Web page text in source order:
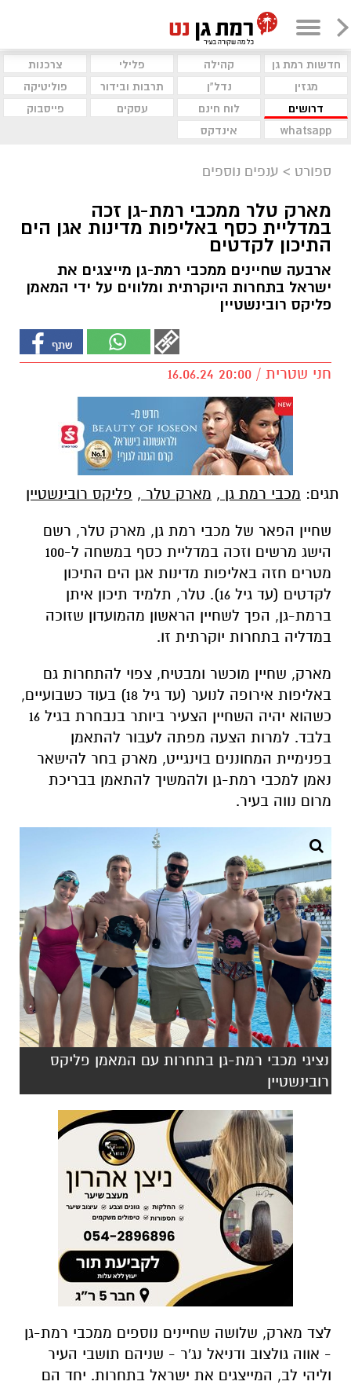
חדשות רמת גן קהילה פלילי
צרכנות
מגזין
נדל"ן תרבות ובידור
פוליטיקה
דרושים
לוח חינם עסקים
פייסבוק
whatsapp
אינדקס
ספורט > ענפים נוספים
מארק טלר ממכבי רמת-גן זכה
במדליית כסף באליפות מדינות אגן הים
התיכון לקדטים
ארבעה שחיינים ממכבי רמת-גן מייצגים את
ישראל בתחרות היוקרתית ומלווים על ידי המאמן
פליקס רובינשטיין
חני שטרית / 20:00 16.06.24
תגים: מכבי רמת גן , מארק טלר , פליקס רובינשטיין
שחיין הפאר של מכבי רמת גן, מארק טלר, רשם
הישג מרשים וזכה במדליית כסף במשחה ל-100
מטרים חזה באליפות מדינות אגן הים התיכון
לקדטים (עד גיל 16). טלר, תלמיד תיכון איתן
ברמת-גן, הפך לשחיין הראשון מהמועדון שזוכה
במדליה בתחרות יוקרתית זו.
מארק, שחיין מוכשר ומבטיח, צפוי להתחרות גם
באליפות אירופה לנוער (עד גיל 18) בעוד כשבועיים,
כשהוא יהיה השחיין הצעיר ביותר בנבחרת בגיל 16
בלבד. למרות הצעה מפתה לעבור להתאמן
בפנימיית המחוננים בוינגייט, מארק בחר להישאר
נאמן למכבי רמת-גן ולהמשיך להתאמן בבריכת
מרום נווה בעיר.
נציגי מכבי רמת-גן בתחרות עם המאמן פליקס
רובינשטיין
לצד מארק, שלושה שחיינים נוספים ממכבי רמת-גן
- אווה גולצוב ודניאל נג'ר - שניהם תושבי העיר
וליהי לב, המייצגים את ישראל בתחרות. יחד הם